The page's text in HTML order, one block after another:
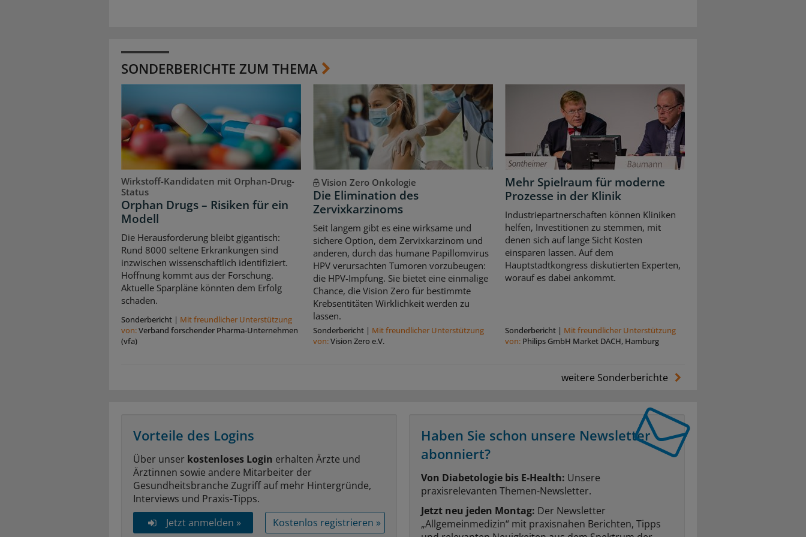
SONDERBERICHTE ZUM THEMA
Wirkstoff-Kandidaten mit Orphan-Drug-
Status
Orphan Drugs – Risiken für ein
Modell
Die Herausforderung bleibt gigantisch:
Rund 8000 seltene Erkrankungen sind
inzwischen wissenschaftlich identifiziert.
Hoffnung kommt aus der Forschung.
Aktuelle Sparpläne könnten dem Erfolg
schaden.
Sonderbericht | Mit freundlicher Unterstützung
von:Verband forschender Pharma-Unternehmen
(vfa)
Vision Zero Onkologie
Die Elimination des
Zervixkarzinoms
Seit langem gibt es eine wirksame und
sichere Option, dem Zervixkarzinom und
anderen, durch das humane Papillomvirus
HPV verursachten Tumoren vorzubeugen:
die HPV-Impfung. Sie bietet eine einmalige
Chance, die Vision Zero für bestimmte
Krebsentitäten Wirklichkeit werden zu
lassen.
Sonderbericht| Mit freundlicher Unterstützung
von:Vision Zero e.V.
Mehr Spielraum für moderne
Prozesse in der Klinik
Industriepartnerschaften können Kliniken
helfen, Investitionen zu stemmen, mit
denen sich auf lange Sicht Kosten
einsparen lassen. Auf dem
Hauptstadtkongress diskutierten Experten,
worauf es dabei ankommt.
Sonderbericht| Mit freundlicher Unterstützung
von: Philips GmbH Market DACH, Hamburg
weitere Sonderberichte
Vorteile des Logins
Über unser kostenloses Login erhalten Ärzte und
Ärztinnen sowie andere Mitarbeiter der
Gesundheitsbranche Zugriff auf mehr Hintergründe,
Interviews und Praxis-Tipps.
Jetzt anmelden »
Kostenlos registrieren »
Haben Sie schon unsere Newsletter
abonniert?
Von Diabetologie bis E-Health: Unsere
praxisrelevanten Themen-Newsletter.
Jetzt neu jeden Montag: Der Newsletter
„Allgemeinmedizin“ mit praxisnahen Berichten, Tipps